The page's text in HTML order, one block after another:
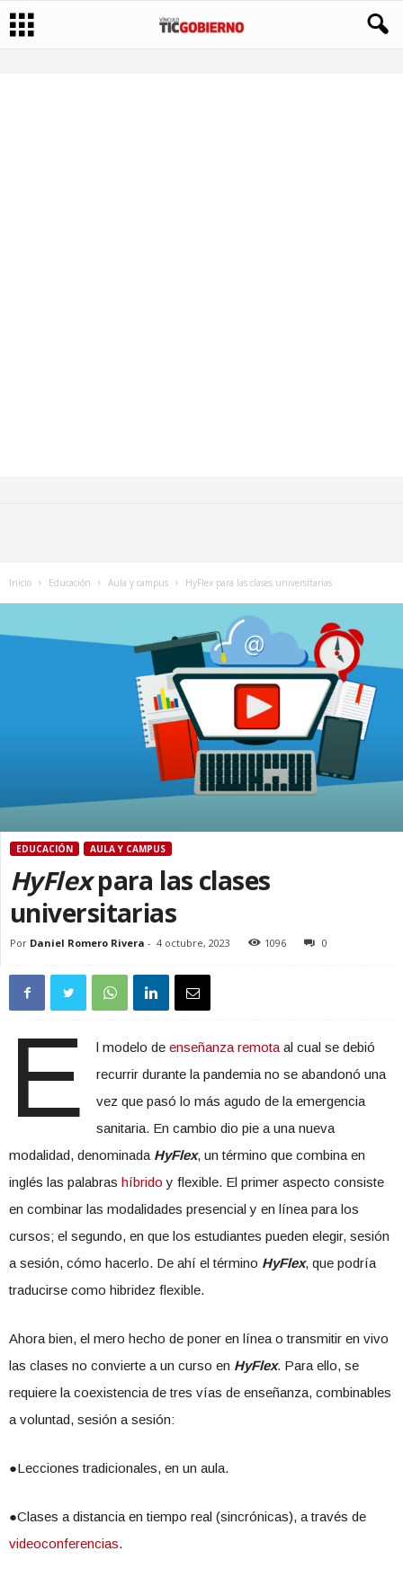
Inicio Educación Aula y campus HyFlex para las clases universitarias
EDUCACIÓN AULA Y CAMPUS
HyFlexpara las clases
universitarias
Por Daniel Romero Rivera - 4 octubre, 2023 1096 0
E l modelo de enseñanza remotaal cual se debió
recurrir durante la pandemia no se abandonó una
vez que pasó lo más agudo de la emergencia
sanitaria. En cambio dio pie a una nueva
modalidad, denominada HyFlex, un término que combina en
inglés las palabras híbrido y flexible. El primer aspecto consiste
en combinar las modalidades presencial y en línea para los
cursos; el segundo, en que los estudiantes pueden elegir, sesión
a sesión, cómo hacerlo. De ahí el término HyFlex, que podría
traducirse como hibridez flexible.
Ahora bien, el mero hecho de poner en línea o transmitir en vivo
las clases no convierte a un curso en HyFlex. Para ello, se
requiere la coexistencia de tres vías de enseñanza, combinables
a voluntad, sesión a sesión:
●Lecciones tradicionales, en un aula.
●Clases a distancia en tiempo real (sincrónicas), a través de
videoconferencias.